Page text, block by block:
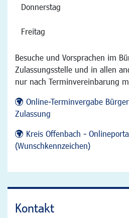
Donnerstag
Freitag
Besuche und Vorsprachen im
Zulassungsstelle und in allen
nur nach Terminvereinbarung
Online-Terminvergabe
Zulassung
Kreis Offenbach -
(Wunschkennzeichen)
Kontakt